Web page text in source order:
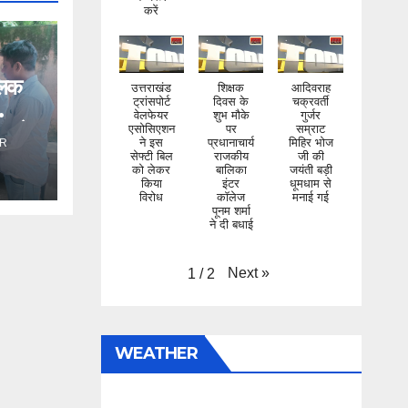
ने
करें
उत्तराखंड
ट्रांसपोर्ट
वेलफेयर
एसोसिएशन
ने इस
सेफ्टी बिल
को लेकर
किया
विरोध
शिक्षक
दिवस के
शुभ मौके
पर
प्रधानाचार्य
राजकीय
बालिका
इंटर
कॉलेज
पूनम शर्मा
ने दी बधाई
आदिवराह
चक्रवर्ती
गुर्जर
सम्राट
मिहिर भोज
जी की
जयंती बड़ी
धूमधाम से
मनाई गई
1 / 2 Next »
WEATHER